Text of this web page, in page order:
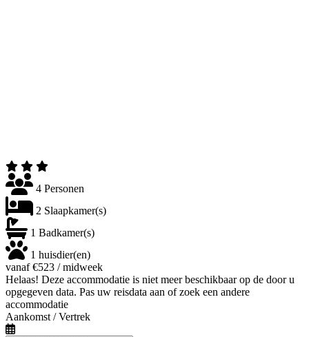
4 Personen
2 Slaapkamer(s)
1 Badkamer(s)
1 huisdier(en)
vanaf €523 / midweek
Helaas! Deze accommodatie is niet meer beschikbaar op de door u
opgegeven data. Pas uw reisdata aan of zoek een andere
accommodatie
Aankomst / Vertrek